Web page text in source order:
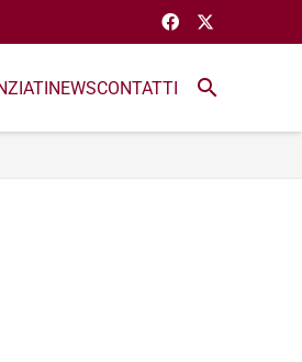
NEWSCONTATTI search